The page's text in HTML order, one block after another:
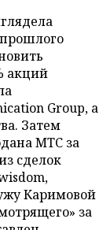
акций
Group, а
Затем
МТС за
сделок
Каримовой
за